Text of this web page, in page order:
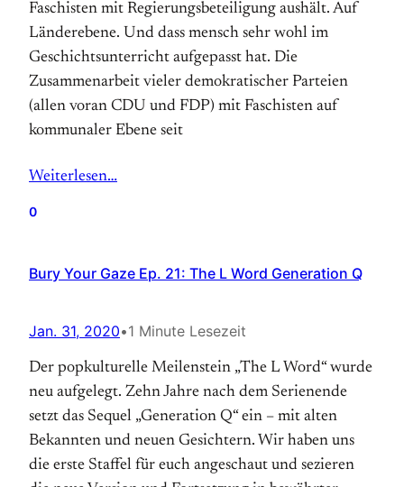
Faschisten mit Regierungsbeteiligung aushält. Auf
Länderebene. Und dass mensch sehr wohl im
Geschichtsunterricht aufgepasst hat. Die
Zusammenarbeit vieler demokratischer Parteien
(allen voran CDU und FDP) mit Faschisten auf
kommunaler Ebene seit
Weiterlesen…
0
Bury Your Gaze Ep. 21: The L Word Generation Q
Jan. 31, 2020•1 Minute Lesezeit
Der popkulturelle Meilenstein „The L Word“ wurde
neu aufgelegt. Zehn Jahre nach dem Serienende
setzt das Sequel „Generation Q“ ein – mit alten
Bekannten und neuen Gesichtern. Wir haben uns
die erste Staffel für euch angeschaut und sezieren